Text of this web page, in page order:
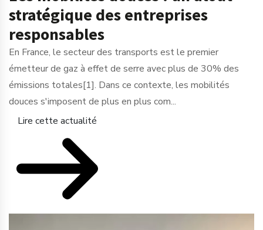
stratégique des entreprises
responsables
En France, le secteur des transports est le premier
émetteur de gaz à effet de serre avec plus de 30% des
émissions totales[1]. Dans ce contexte, les mobilités
douces s'imposent de plus en plus com...
Lire cette actualité